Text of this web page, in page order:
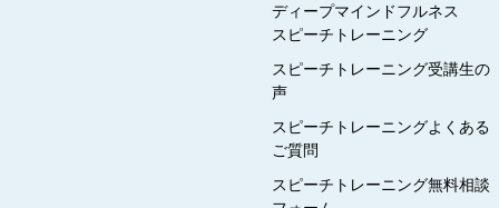
ディープマインドフルネス
スピーチトレーニング
スピーチトレーニング受講生の
声
スピーチトレーニングよくある
ご質問
スピーチトレーニング無料相談